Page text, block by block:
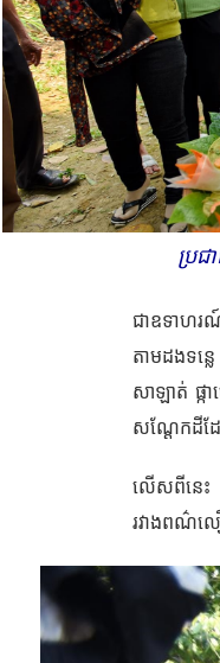
ប្រជ
ជាឧទាហរ
តាមដងទន្
សាឡាត់ ផ្កា
សណ្ដែកដីដ
លើសពីនេះ
រវាងពណ៌ល